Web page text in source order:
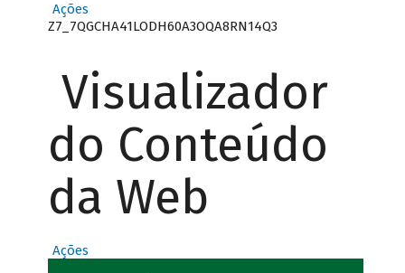
Ações
Z7_7QGCHA41LODH60A3OQA8RN14Q3
Visualizador
do Conteúdo
da Web
Ações